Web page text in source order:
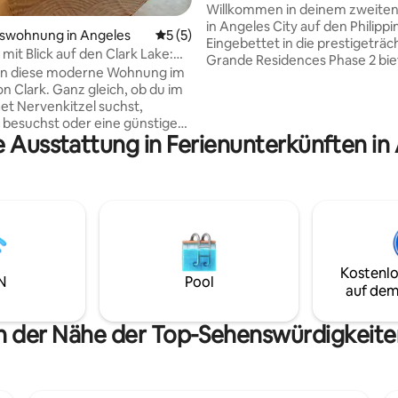
in Angeles Durchschnittliche Bewertung: 5 von 5,
5 (5)
Blick auf den Clark Lake:
+ in der Nähe des
diese moderne Wohnung im
Clark. Ganz gleich, ob du im
Nervenkitzel suchst,
oder eine günstige
Nähe des Clark International
– dies ist dein
Deine Unterkunft
ausgelegt und bietet
moderne Einrichtung mit
du für einen reibungslosen
aus Spannung und
Schreib uns eine
Sonnenuntergang, Nähe zum
Nachtleben
Willkommen in deinem
in Angeles City auf den
Eingebettet in die
Grande Residences Phase 2
Unterkunft betrittst, wirst du
voll ausgestatteten Küche
einen atemberaubenden Blick
Berge bei Sonnenuntergang,
bequem von deinem eigenen
Balkon aus genießen kannst.
Ausstattung in Ferienunterkünften in
Pool
auf
Nähe der Top-